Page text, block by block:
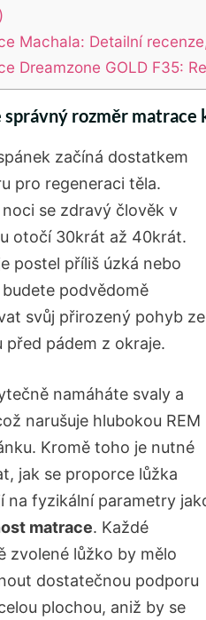
Machala: Detailní
Dreamzone GOLD F35:
správný rozměr matrace
začíná dostatkem
pro regeneraci těla.
noci se zdravý člověk v
otočí 30krát až 40krát.
postel příliš úzká nebo
podvědomě
svůj přirozený pohyb ze
před pádem z okraje.
namáháte svaly a
narušuje hlubokou REM
Kromě toho je nutné
jak se proporce lůžka
na fyzikální parametry
matrace. Každé
zvolené lůžko by mělo
dostatečnou podporu
plochou, aniž by se